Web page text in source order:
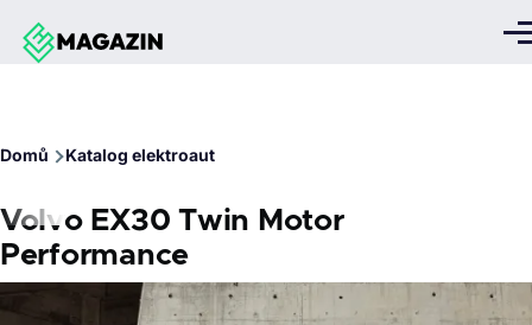
Přejít k hlavnímu obsahu
Domů Katalog elektroaut
Volvo EX30 Twin Motor
Performance